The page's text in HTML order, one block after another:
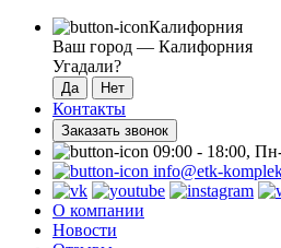
Калифорния
Ваш город — Калифорния
Угадали?
Контакты
Заказать звонок
09:00 - 18:00,
info@etk-
О компании
Новости